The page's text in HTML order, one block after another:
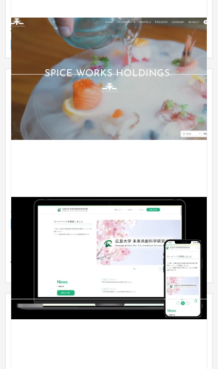
株式会社スパイスワークス
飲食店・レストラン 201〜300万円
広島大学 未来共創科学研究本部様
大学・高校・専門学校
2022年4月に創設された広島大学未来共創科学研究本部様の専
用サイトを制作しました。トップのスライダーには、イベント
情報や研...